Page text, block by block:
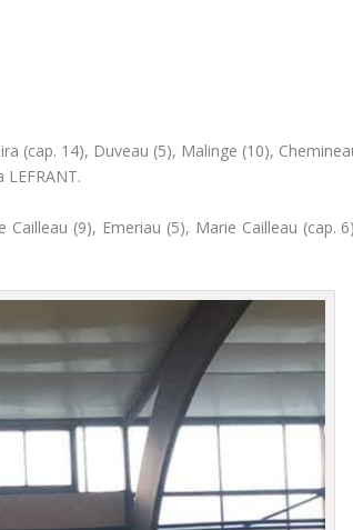
(cap. 14), Duveau (5), Malinge (10),
LEFRANT.
(9), Emeriau (5), Marie Cailleau (cap.